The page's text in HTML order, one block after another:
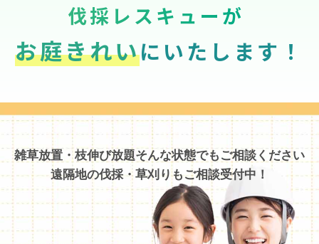
伐採レスキューが
お庭きれいにいたします！
雑草放置・枝伸び放題そんな状態でもご相談ください
遠隔地の伐採・草刈りもご相談受付中！